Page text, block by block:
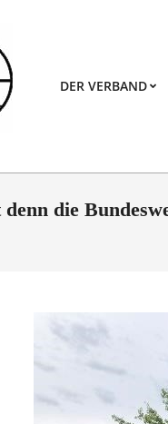
DER VERBAND
denn die